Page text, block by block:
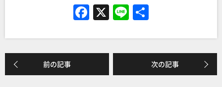
F
a
c
e
b
X Li
n
e
前の記事 次の記事